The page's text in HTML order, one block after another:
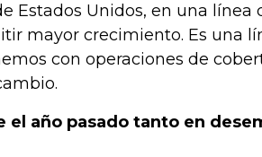
Estados Unidos, en una
mayor crecimiento. Es una
con operaciones de
el año pasado tanto en